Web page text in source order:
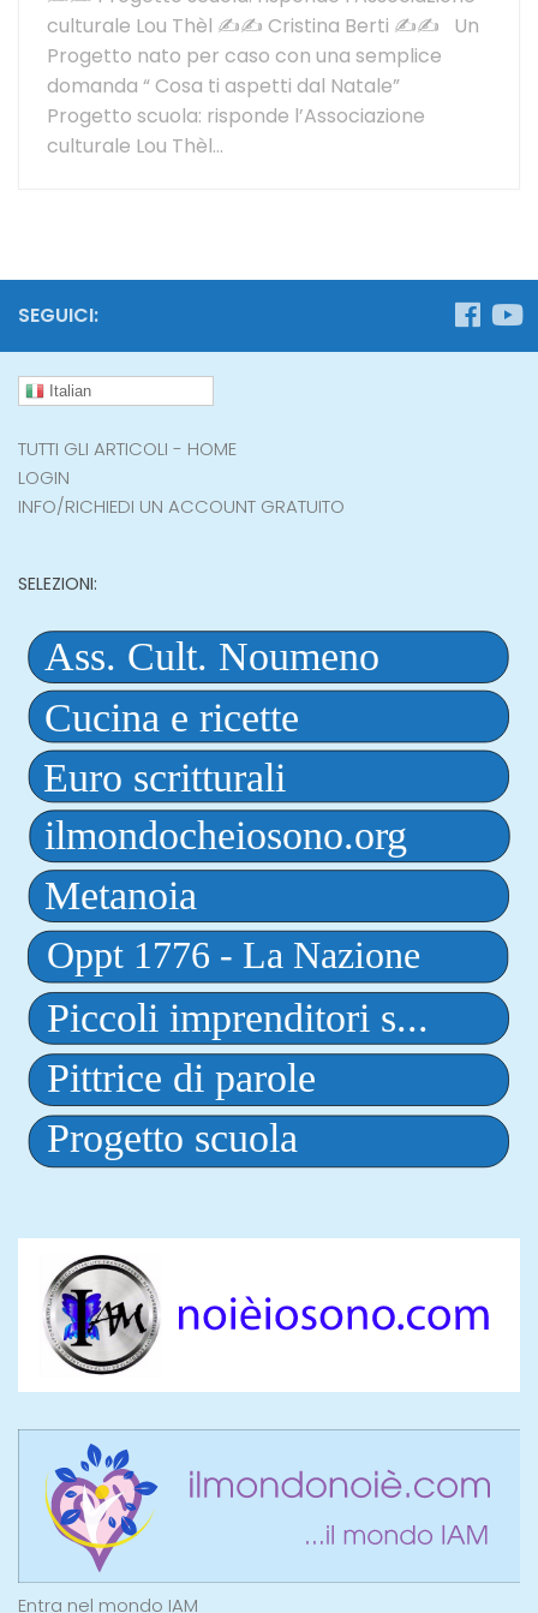
culturale Lou Thèl ✍✍ Cristina Berti ✍✍ Un
Progetto nato per caso con una semplice
domanda “ Cosa ti aspetti dal Natale”
Progetto scuola: risponde l’Associazione
culturale Lou Thèl...
SEGUICI:
Italian
TUTTI GLI ARTICOLI - HOME
LOGIN
INFO/RICHIEDI UN ACCOUNT GRATUITO
SELEZIONI:
Entra nel mondo IAM